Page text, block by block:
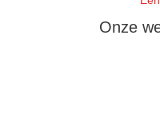
Onze